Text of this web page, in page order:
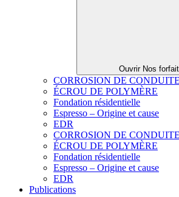
Ouvrir Nos
CORROSION DE
ÉCROU DE POLYMÈRE
Fondation résidentielle
Espresso – Origine et cause
EDR
CORROSION DE
ÉCROU DE POLYMÈRE
Fondation résidentielle
Espresso – Origine et cause
EDR
Publications